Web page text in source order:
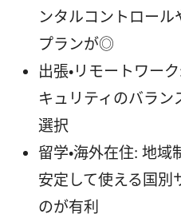
ンタルコントロー
プランが◎
出張・リモートワー
キュリティのバラン
選択
留学・海外在住: 地
安定して使える国別
のが有利